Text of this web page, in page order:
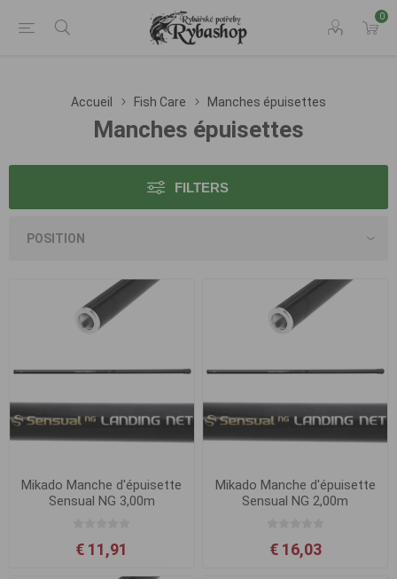
0
Accueil Fish Care Manches épuisettes
Manches épuisettes
FILTERS
Mikado Manche d'épuisette
Sensual NG 3,00m
€ 11,91
Mikado Manche d'épuisette
Sensual NG 2,00m
€ 16,03